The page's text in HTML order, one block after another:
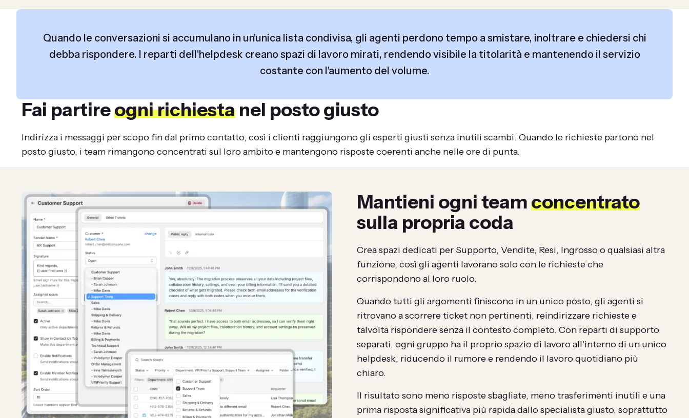
Quando le conversazioni si accumulano in un'unica lista condivisa, gli agenti perdono tempo a smistare, inoltrare e chiedersi chi
debba rispondere. I reparti dell'helpdesk creano spazi di lavoro mirati, rendendo visibile la titolarità e mantenendo il servizio
costante con l'aumento del volume.
Fai partireogni richiesta nel posto giusto
Indirizza i messaggi per scopo fin dal primo contatto, così i clienti raggiungono gli esperti giusti senza inutili scambi. Quando le richieste partono nel
posto giusto, i team rimangono concentrati sul loro ambito e mantengono risposte coerenti anche nelle ore di punta.
Mantieni ogni teamconcentrato
sulla propria coda
Crea spazi dedicati per Supporto, Vendite, Resi, Ingrosso o qualsiasi altra
funzione, così gli agenti lavorano solo con le richieste che
corrispondono al loro ruolo.
Quando tutti gli argomenti finiscono in un unico posto, gli agenti si
ritrovano a scorrere ticket non pertinenti, reindirizzare richieste e
talvolta rispondere senza il contesto completo. Con reparti di supporto
separati, ogni gruppo ha il proprio spazio di lavoro all'interno di un unico
helpdesk, riducendo il rumore e rendendo il lavoro quotidiano più
chiaro.
Il risultato sono meno risposte sbagliate, meno trasferimenti inutili e una
prima risposta significativa più rapida dallo specialista giusto, soprattutto